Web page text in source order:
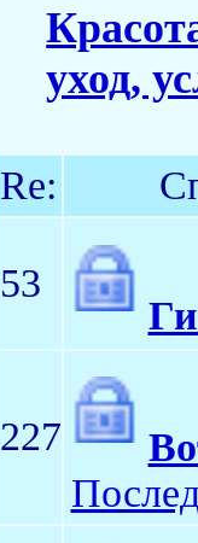
уход,
Re:
53
227